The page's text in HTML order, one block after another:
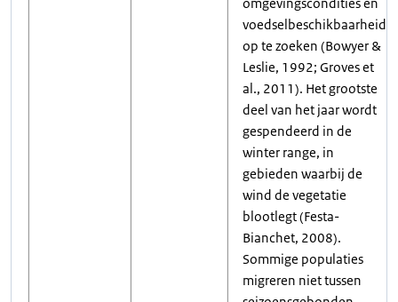
voedselbeschikbaarheid
op te zoeken (Bowyer &
Leslie, 1992; Groves et
al., 2011). Het grootste
deel van het jaar wordt
gespendeerd in de
winter range, in
gebieden waarbij de
wind de vegetatie
blootlegt (Festa-
Bianchet, 2008).
Sommige populaties
migreren niet tussen